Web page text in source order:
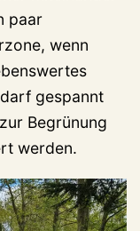
paar
wenn
gespannt
Begrünung
werden.